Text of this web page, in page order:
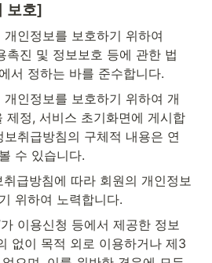
보호]
개인정보를 보호하기 위하여
촉진 및 정보보호 등에 관한 법
서 정하는 바를 준수합니다.
개인정보를 보호하기 위하여 개
제정, 서비스 초기화면에 게시합
보취급방침의 구체적 내용은 연
수 있습니다.
취급방침에 따라 회원의 개인정보
위하여 노력합니다.
가 이용신청 등에서 제공한 정보
없이 목적 외로 이용하거나 제3